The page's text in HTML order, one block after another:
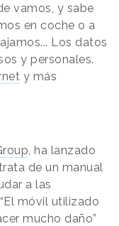
vamos, y sabe
en coche o a
Los datos
y personales.
y más
, ha lanzado
de un manual
a las
móvil utilizado
mucho daño”